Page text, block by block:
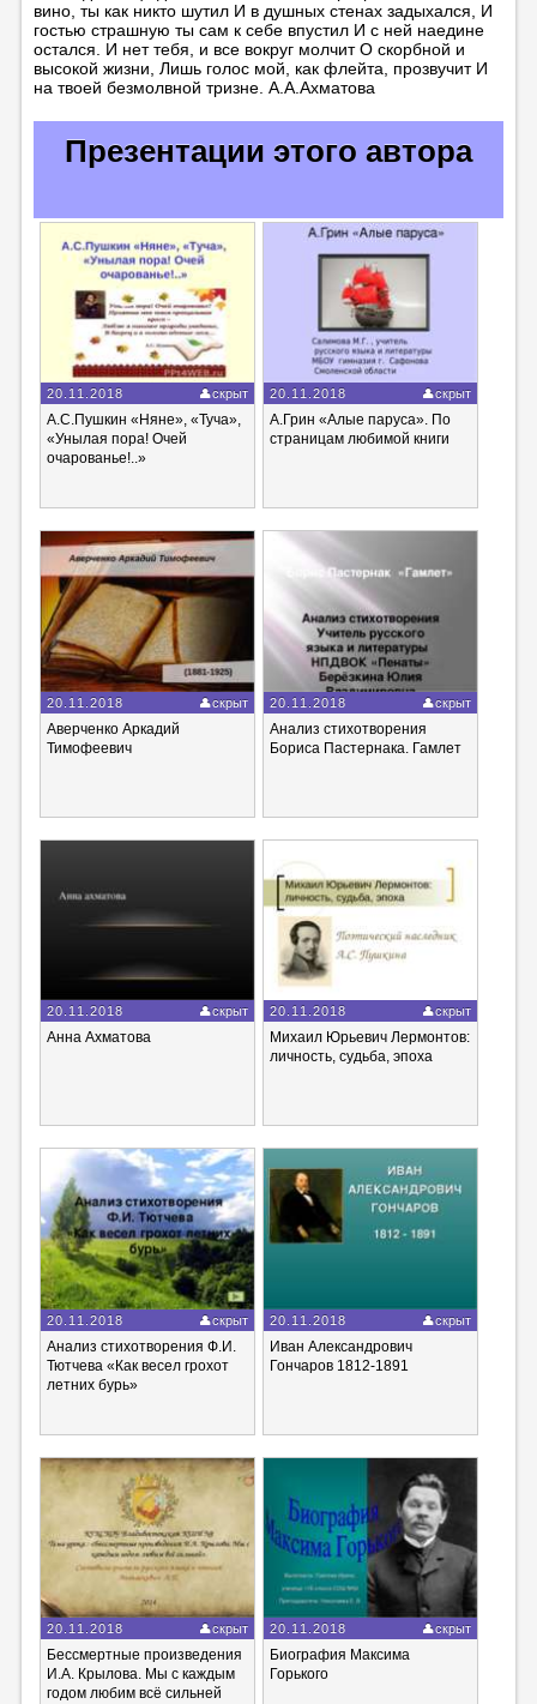
вино, ты как никто шутил И в душных стенах задыхался, И
гостью страшную ты сам к себе впустил И с ней наедине
остался. И нет тебя, и все вокруг молчит О скорбной и
высокой жизни, Лишь голос мой, как флейта, прозвучит И
на твоей безмолвной тризне. А.А.Ахматова
Презентации этого автора
20.11.2018 скрыт
А.С.Пушкин «Няне», «Туча»,
«Унылая пора! Очей
очарованье!..»
20.11.2018 скрыт
А.Грин «Алые паруса». По
страницам любимой книги
20.11.2018 скрыт
Аверченко Аркадий
Тимофеевич
20.11.2018 скрыт
Анализ стихотворения
Бориса Пастернака. Гамлет
20.11.2018 скрыт
Анна Ахматова
20.11.2018 скрыт
Михаил Юрьевич Лермонтов:
личность, судьба, эпоха
20.11.2018 скрыт
Анализ стихотворения Ф.И.
Тютчева «Как весел грохот
летних бурь»
20.11.2018 скрыт
Иван Александрович
Гончаров 1812-1891
20.11.2018 скрыт
Бессмертные произведения
И.А. Крылова. Мы с каждым
годом любим всё сильней
20.11.2018 скрыт
Биография Максима
Горького